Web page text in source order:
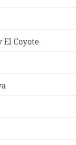
El Coyote